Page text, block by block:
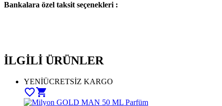
Bankalara özel taksit seçenekleri :
İLGİLİ ÜRÜNLER
YENİÜCRETSİZ KARGO
favorite_bordershopping_cart